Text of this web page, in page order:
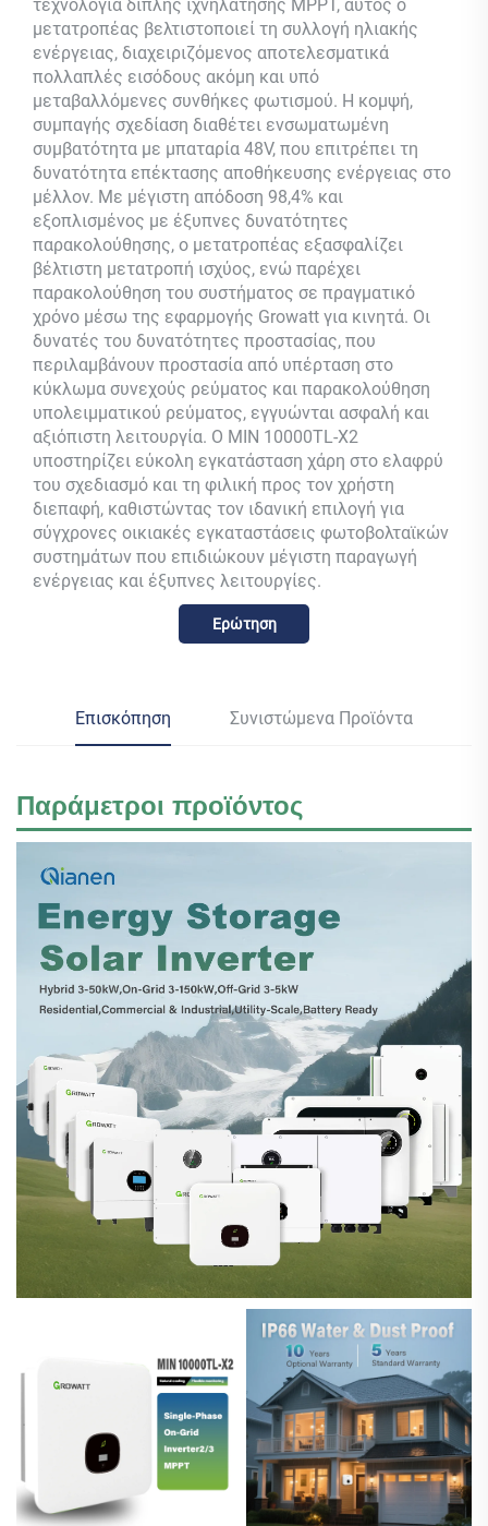
τεχνολογία διπλής ιχνηλάτησης MPPT, αυτός ο
μετατροπέας βελτιστοποιεί τη συλλογή ηλιακής
ενέργειας, διαχειριζόμενος αποτελεσματικά
πολλαπλές εισόδους ακόμη και υπό
μεταβαλλόμενες συνθήκες φωτισμού. Η κομψή,
συμπαγής σχεδίαση διαθέτει ενσωματωμένη
συμβατότητα με μπαταρία 48V, που επιτρέπει τη
δυνατότητα επέκτασης αποθήκευσης ενέργειας στο
μέλλον. Με μέγιστη απόδοση 98,4% και
εξοπλισμένος με έξυπνες δυνατότητες
παρακολούθησης, ο μετατροπέας εξασφαλίζει
βέλτιστη μετατροπή ισχύος, ενώ παρέχει
παρακολούθηση του συστήματος σε πραγματικό
χρόνο μέσω της εφαρμογής Growatt για κινητά. Οι
δυνατές του δυνατότητες προστασίας, που
περιλαμβάνουν προστασία από υπέρταση στο
κύκλωμα συνεχούς ρεύματος και παρακολούθηση
υπολειμματικού ρεύματος, εγγυώνται ασφαλή και
αξιόπιστη λειτουργία. Ο MIN 10000TL-X2
υποστηρίζει εύκολη εγκατάσταση χάρη στο ελαφρύ
του σχεδιασμό και τη φιλική προς τον χρήστη
διεπαφή, καθιστώντας τον ιδανική επιλογή για
σύγχρονες οικιακές εγκαταστάσεις φωτοβολταϊκών
συστημάτων που επιδιώκουν μέγιστη παραγωγή
ενέργειας και έξυπνες λειτουργίες.
Ερώτηση
Επισκόπηση Συνιστώμενα Προϊόντα
Παράμετροι προϊόντος